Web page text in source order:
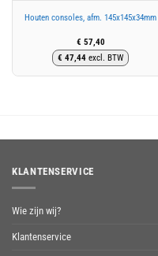
Houten consoles, afm. 145x145x34mm
€ 57,40
€ 47,44 excl. BTW
KLANTENSERVICE
Wie zijn wij?
Klantenservice